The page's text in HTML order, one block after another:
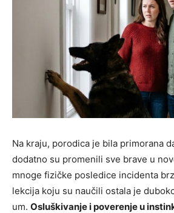
Na kraju, porodica je bila primorana
dodatno su promenili sve brave u
mnoge fizičke posledice incidenta
lekcija koju su naučili ostala je
um. Osluškivanje i poverenje u